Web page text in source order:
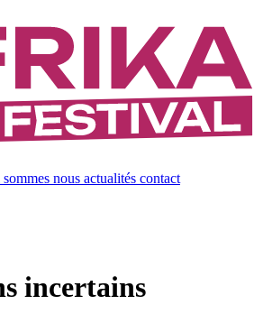
nous actualités contact
incertains